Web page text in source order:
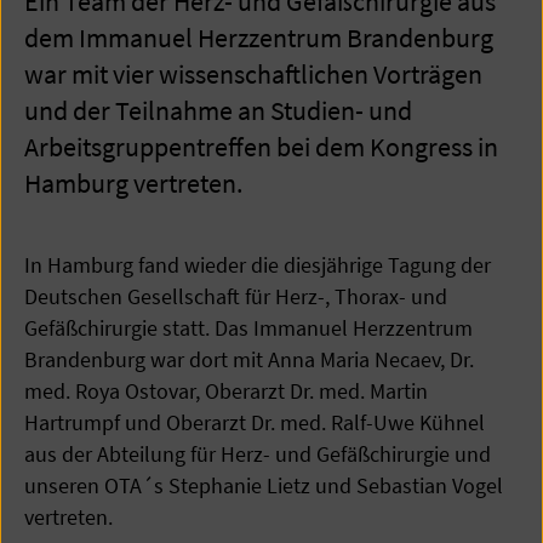
dem Immanuel Herzzentrum Brandenburg
war mit vier wissenschaftlichen Vorträgen
und der Teilnahme an Studien- und
Arbeitsgruppentreffen bei dem Kongress in
Hamburg vertreten.
In Hamburg fand wieder die diesjährige Tagung der
Deutschen Gesellschaft für Herz-, Thorax- und
Gefäßchirurgie statt. Das Immanuel Herzzentrum
Brandenburg war dort mit Anna Maria Necaev, Dr.
med. Roya Ostovar, Oberarzt Dr. med. Martin
Hartrumpf und Oberarzt Dr. med. Ralf-Uwe Kühnel
aus der Abteilung für Herz- und Gefäßchirurgie und
unseren OTA´s Stephanie Lietz und Sebastian Vogel
vertreten.